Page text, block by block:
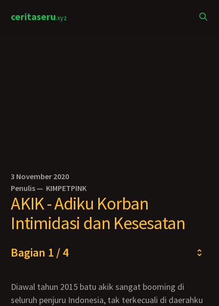
ceritaseru.xyz
3 November 2020
Penulis — KIMPETPINK
AKIK - Adiku Korban
Intimidasi dan Kesesatan
Bagian 1 / 4
Diawal tahun 2015 batu akik sangat booming di
seluruh penjuru Indonesia, tak terkecuali di daerahku